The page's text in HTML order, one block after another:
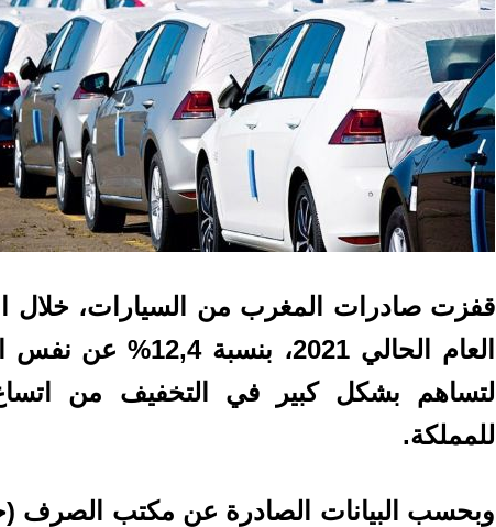
قفزت صادرات المغرب من السيارات، خلال
العام الحالي 2021،
لتساهم بشكل كبير في التخفيف من
للمملكة.
وبحسب البيانات الصادرة عن مكتب الصرف